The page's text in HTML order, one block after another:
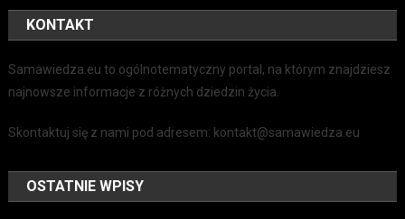
KONTAKT
Samawiedza.eu to ogólnotematyczny portal, na którym znajdziesz
najnowsze informacje z różnych dziedzin życia.
Skontaktuj się z nami pod adresem: kontakt@samawiedza.eu
OSTATNIE WPISY